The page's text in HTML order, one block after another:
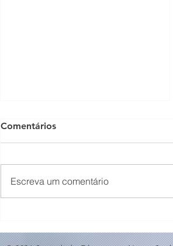
🎵🎶
Comentários
Escreva um comentário